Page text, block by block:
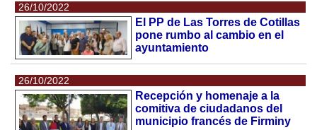
26/10/2022
El PP de Las Torres de Cotillas
pone rumbo al cambio en el
ayuntamiento
26/10/2022
Recepción y homenaje a la
comitiva de ciudadanos del
municipio francés de Firminy